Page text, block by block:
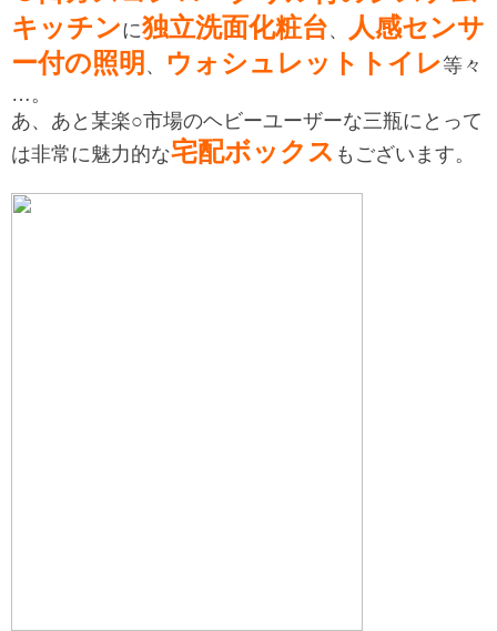
キッチンに独立洗面化粧台、
人感センサ
ー付の照明 、 ウォシュレットトイレ等々
…。
あ、あと某楽○市場のヘビーユーザーな三瓶にとって
は非常に魅力的な宅配ボックス もございます。